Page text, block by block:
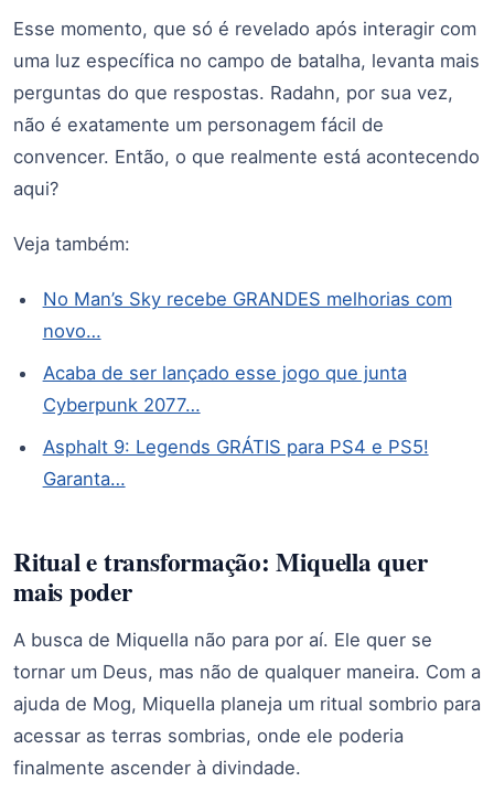
Esse momento, que só é revelado após interagir com
uma luz específica no campo de batalha, levanta mais
perguntas do que respostas. Radahn, por sua vez,
não é exatamente um personagem fácil de
convencer. Então, o que realmente está acontecendo
aqui?
Veja também:
No Man’s Sky recebe GRANDES melhorias com
novo…
Acaba de ser lançado esse jogo que junta
Cyberpunk 2077…
Asphalt 9: Legends GRÁTIS para PS4 e PS5!
Garanta…
Ritual e transformação: Miquella quer
mais poder
A busca de Miquella não para por aí. Ele quer se
tornar um Deus, mas não de qualquer maneira. Com a
ajuda de Mog, Miquella planeja um ritual sombrio para
acessar as terras sombrias, onde ele poderia
finalmente ascender à divindade.